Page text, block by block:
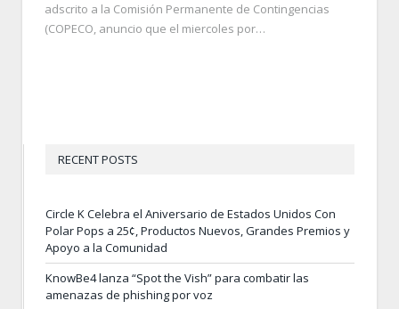
adscrito a la Comisión Permanente de Contingencias
(COPECO, anuncio que el miercoles por…
RECENT POSTS
Circle K Celebra el Aniversario de Estados Unidos Con
Polar Pops a 25¢, Productos Nuevos, Grandes Premios y
Apoyo a la Comunidad
KnowBe4 lanza “Spot the Vish” para combatir las
amenazas de phishing por voz